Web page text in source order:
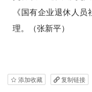
《国有企业退休人
理。（张新平）
添加收藏 复制链接